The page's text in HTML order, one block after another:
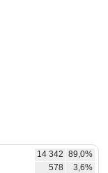
14 342 89,0%
578
3,6%